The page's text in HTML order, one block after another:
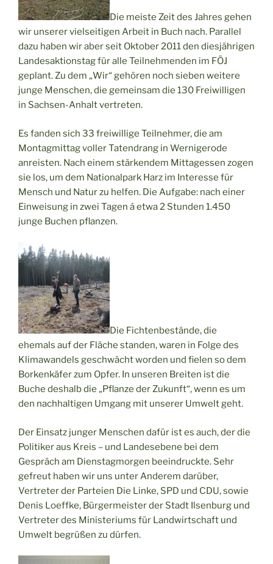
Die meiste Zeit des Jahres gehen
wir unserer vielseitigen Arbeit in Buch nach. Parallel
dazu haben wir aber seit Oktober 2011 den diesjährigen
Landesaktionstag für alle Teilnehmenden im FÖJ
geplant. Zu dem „Wir“ gehören noch sieben weitere
junge Menschen, die gemeinsam die 130 Freiwilligen
in Sachsen-Anhalt vertreten.
Es fanden sich 33 freiwillige Teilnehmer, die am
Montagmittag voller Tatendrang in Wernigerode
anreisten. Nach einem stärkendem Mittagessen zogen
sie los, um dem Nationalpark Harz im Interesse für
Mensch und Natur zu helfen. Die Aufgabe: nach einer
Einweisung in zwei Tagen á etwa 2 Stunden 1.450
junge Buchen pflanzen.
Die Fichtenbestände, die
ehemals auf der Fläche standen, waren in Folge des
Klimawandels geschwächt worden und fielen so dem
Borkenkäfer zum Opfer. In unseren Breiten ist die
Buche deshalb die „Pflanze der Zukunft“, wenn es um
den nachhaltigen Umgang mit unserer Umwelt geht.
Der Einsatz junger Menschen dafür ist es auch, der die
Politiker aus Kreis – und Landesebene bei dem
Gespräch am Dienstagmorgen beeindruckte. Sehr
gefreut haben wir uns unter Anderem darüber,
Vertreter der Parteien Die Linke, SPD und CDU, sowie
Denis Loeffke, Bürgermeister der Stadt Ilsenburg und
Vertreter des Ministeriums für Landwirtschaft und
Umwelt begrüßen zu dürfen.